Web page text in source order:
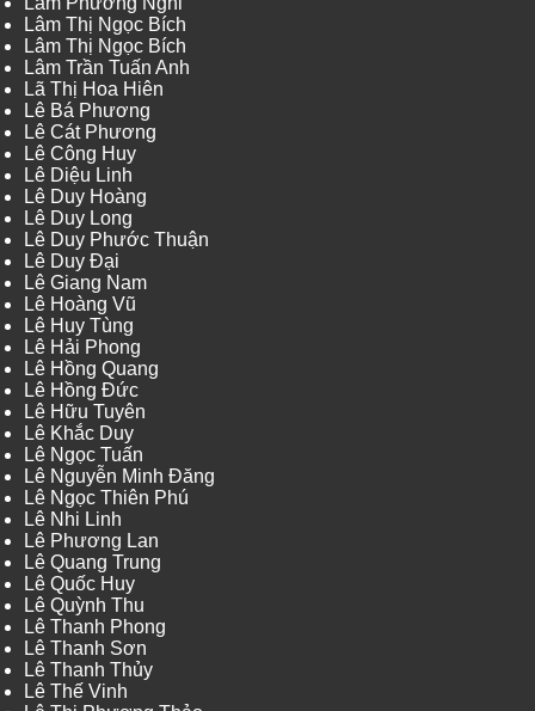
Lâm Thị Ngọc Bích
Lâm Thị Ngọc Bích
Lâm Trần Tuấn Anh
Lã Thị Hoa Hiên
Lê Bá Phương
Lê Cát Phương
Lê Công Huy
Lê Diệu Linh
Lê Duy Hoàng
Lê Duy Long
Lê Duy Phước Thuận
Lê Duy Đại
Lê Giang Nam
Lê Hoàng Vũ
Lê Huy Tùng
Lê Hải Phong
Lê Hồng Quang
Lê Hồng Đức
Lê Hữu Tuyên
Lê Khắc Duy
Lê Ngọc Tuấn
Lê Nguyễn Minh Đăng
Lê Ngọc Thiên Phú
Lê Nhi Linh
Lê Phương Lan
Lê Quang Trung
Lê Quốc Huy
Lê Quỳnh Thu
Lê Thanh Phong
Lê Thanh Sơn
Lê Thanh Thủy
Lê Thế Vinh